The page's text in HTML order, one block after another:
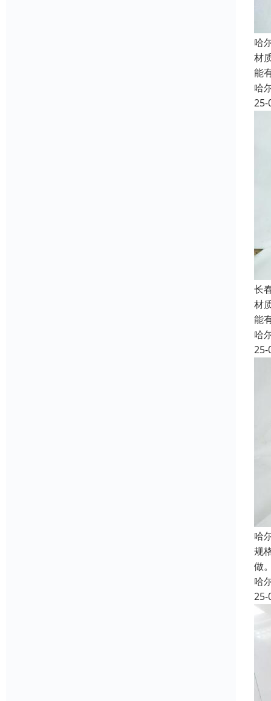
哈
材
能
哈
25-
长
材
能
哈
25-
哈
规
做
哈
25-